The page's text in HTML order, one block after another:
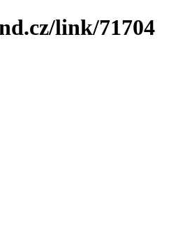
link/71704